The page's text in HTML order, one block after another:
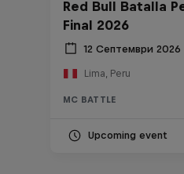
Red Bull Batalla
Final 2026
12 Септември 2026
Lima, Peru
MC BATTLE
Upcoming event